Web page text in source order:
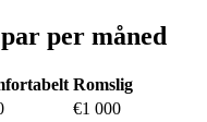
per måned
Romslig
€1 000